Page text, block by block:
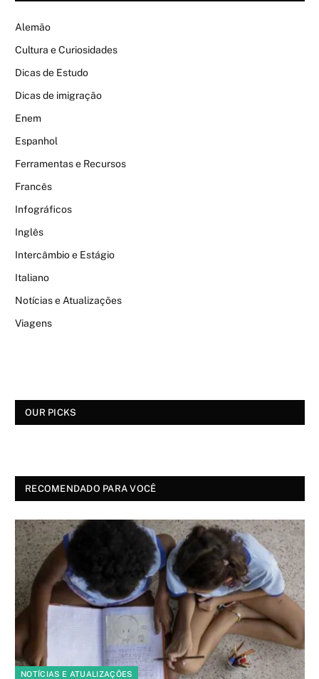
Alemão
Cultura e Curiosidades
Dicas de Estudo
Dicas de imigração
Enem
Espanhol
Ferramentas e Recursos
Francês
Infográficos
Inglês
Intercâmbio e Estágio
Italiano
Notícias e Atualizações
Viagens
OUR PICKS
RECOMENDADO PARA VOCÊ
NOTÍCIAS E ATUALIZAÇÕES